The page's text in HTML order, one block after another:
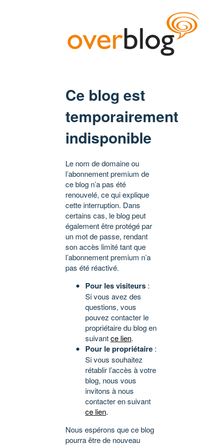
Ce blog est
temporairement
indisponible
Le nom de domaine ou
l’abonnement premium de
ce blog n’a pas été
renouvelé, ce qui explique
cette interruption. Dans
certains cas, le blog peut
également être protégé par
un mot de passe, rendant
son accès limité tant que
l’abonnement premium n’a
pas été réactivé.
Pour les visiteurs :
Si vous avez des
questions, vous
pouvez contacter le
propriétaire du blog en
suivantce lien.
Pour le propriétaire :
Si vous souhaitez
rétablir l’accès à votre
blog, nous vous
invitons à nous
contacter en suivant
ce lien.
Nous espérons que ce blog
pourra être de nouveau